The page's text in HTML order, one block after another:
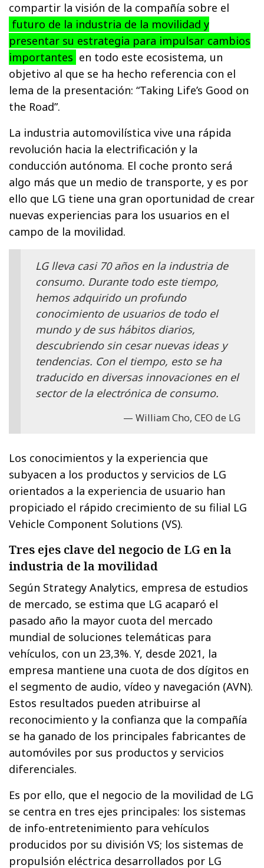
compartir la visión de la compañía sobre el
futuro de la industria de la movilidad y
presentar su estrategia para impulsar cambios
importantes en todo este ecosistema, un
objetivo al que se ha hecho referencia con el
lema de la presentación: “Taking Life’s Good on
the Road”.
La industria automovilística vive una rápida
revolución hacia la electrificación y la
conducción autónoma. El coche pronto será
algo más que un medio de transporte, y es por
ello que LG tiene una gran oportunidad de crear
nuevas experiencias para los usuarios en el
campo de la movilidad.
LG lleva casi 70 años en la industria de
consumo. Durante todo este tiempo,
hemos adquirido un profundo
conocimiento de usuarios de todo el
mundo y de sus hábitos diarios,
descubriendo sin cesar nuevas ideas y
tendencias. Con el tiempo, esto se ha
traducido en diversas innovaciones en el
sector de la electrónica de consumo.
William Cho, CEO de LG
Los conocimientos y la experiencia que
subyacen a los productos y servicios de LG
orientados a la experiencia de usuario han
propiciado el rápido crecimiento de su filial LG
Vehicle Component Solutions (VS).
Tres ejes clave del negocio de LG en la
industria de la movilidad
Según Strategy Analytics, empresa de estudios
de mercado, se estima que LG acaparó el
pasado año la mayor cuota del mercado
mundial de soluciones telemáticas para
vehículos, con un 23,3%. Y, desde 2021, la
empresa mantiene una cuota de dos dígitos en
el segmento de audio, vídeo y navegación (AVN).
Estos resultados pueden atribuirse al
reconocimiento y la confianza que la compañía
se ha ganado de los principales fabricantes de
automóviles por sus productos y servicios
diferenciales.
Es por ello, que el negocio de la movilidad de LG
se centra en tres ejes principales: los sistemas
de info-entretenimiento para vehículos
producidos por su división VS; los sistemas de
propulsión eléctrica desarrollados por LG